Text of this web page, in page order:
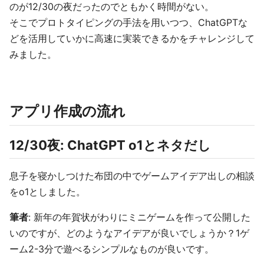
のが12/30の夜だったのでともかく時間がない。
そこでプロトタイピングの手法を用いつつ、ChatGPTな
どを活用していかに高速に実装できるかをチャレンジして
みました。
アプリ作成の流れ
12/30夜: ChatGPT o1とネタだし
息子を寝かしつけた布団の中でゲームアイデア出しの相談
をo1としました。
筆者: 新年の年賀状がわりにミニゲームを作って公開した
いのですが、どのようなアイデアが良いでしょうか？1ゲ
ーム2-3分で遊べるシンプルなものが良いです。